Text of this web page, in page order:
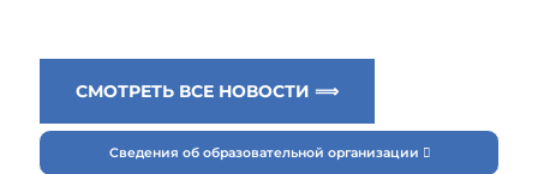
СМОТРЕТЬ ВСЕ НОВОСТИ ⟹
Сведения об образовательной организации